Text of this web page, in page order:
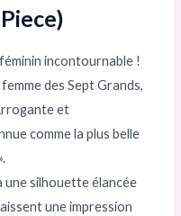
incontournable !
des Sept Grands,
et
comme la plus belle
une silhouette élancée
une impression